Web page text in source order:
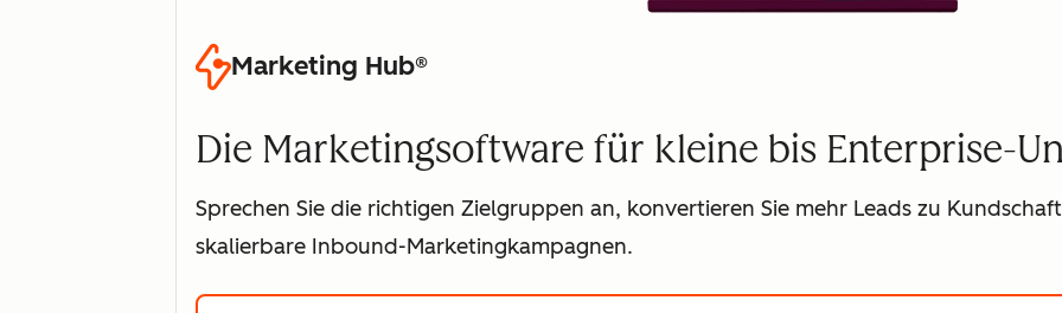
Marketing Hub®
Die Marketingsoftware für kleine bis Enterprise-
Sprechen Sie die richtigen Zielgruppen an, konvertieren Sie mehr Leads zu
skalierbare Inbound-Marketingkampagnen.